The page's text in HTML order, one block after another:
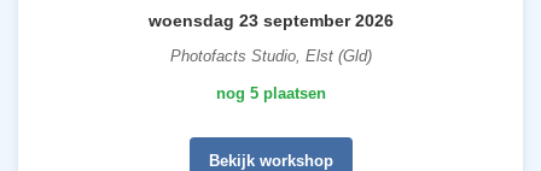
woensdag 23 september 2026
Photofacts Studio, Elst (Gld)
nog 5 plaatsen
Bekijk workshop